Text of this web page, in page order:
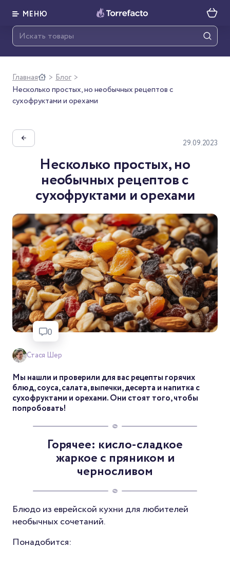
МЕНЮ
Главная > Блог >
Несколько простых, но необычных рецептов с
сухофруктами и орехами
← 29.09.2023
Несколько простых, но
необычных рецептов с
сухофруктами и орехами
0
Стася Шер
Мы нашли и проверили для вас рецепты горячих
блюд, соуса, салата, выпечки, десерта и напитка с
сухофруктами и орехами. Они стоят того, чтобы
попробовать!
Горячее: кисло-сладкое
жаркое с пряником и
черносливом
Блюдо из еврейской кухни для любителей
необычных сочетаний.
Понадобится: